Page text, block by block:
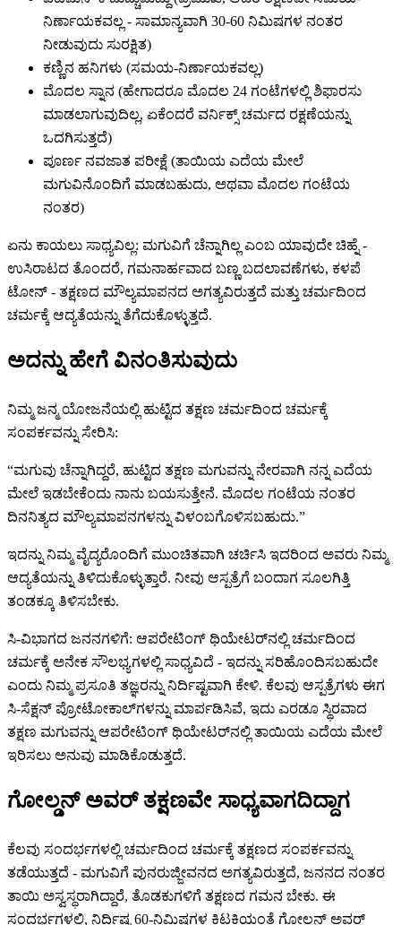
ನಿರ್ಣಾಯಕವಲ್ಲ - ಸಾಮಾನ್ಯವಾಗಿ 30-60 ನಿಮಿಷಗಳ ನಂತರ
ನೀಡುವುದು ಸುರಕ್ಷಿತ)
ಕಣ್ಣಿನ ಹನಿಗಳು (ಸಮಯ-ನಿರ್ಣಾಯಕವಲ್ಲ)
ಮೊದಲ ಸ್ನಾನ (ಹೇಗಾದರೂ ಮೊದಲ 24 ಗಂಟೆಗಳಲ್ಲಿ ಶಿಫಾರಸು
ಮಾಡಲಾಗುವುದಿಲ್ಲ, ಏಕೆಂದರೆ ವರ್ನಿಕ್ಸ್ ಚರ್ಮದ ರಕ್ಷಣೆಯನ್ನು
ಒದಗಿಸುತ್ತದೆ)
ಪೂರ್ಣ ನವಜಾತ ಪರೀಕ್ಷೆ (ತಾಯಿಯ ಎದೆಯ ಮೇಲೆ
ಮಗುವಿನೊಂದಿಗೆ ಮಾಡಬಹುದು, ಅಥವಾ ಮೊದಲ ಗಂಟೆಯ
ನಂತರ)
ಏನು ಕಾಯಲು ಸಾಧ್ಯವಿಲ್ಲ: ಮಗುವಿಗೆ ಚೆನ್ನಾಗಿಲ್ಲ ಎಂಬ ಯಾವುದೇ ಚಿಹ್ನೆ -
ಉಸಿರಾಟದ ತೊಂದರೆ, ಗಮನಾರ್ಹವಾದ ಬಣ್ಣ ಬದಲಾವಣೆಗಳು, ಕಳಪೆ
ಟೋನ್ - ತಕ್ಷಣದ ಮೌಲ್ಯಮಾಪನದ ಅಗತ್ಯವಿರುತ್ತದೆ ಮತ್ತು ಚರ್ಮದಿಂದ
ಚರ್ಮಕ್ಕೆ ಆದ್ಯತೆಯನ್ನು ತೆಗೆದುಕೊಳ್ಳುತ್ತದೆ.
ಅದನ್ನು ಹೇಗೆ ವಿನಂತಿಸುವುದು
ನಿಮ್ಮ ಜನ್ಮ ಯೋಜನೆಯಲ್ಲಿ ಹುಟ್ಟಿದ ತಕ್ಷಣ ಚರ್ಮದಿಂದ ಚರ್ಮಕ್ಕೆ
ಸಂಪರ್ಕವನ್ನು ಸೇರಿಸಿ:
“ಮಗುವು ಚೆನ್ನಾಗಿದ್ದರೆ, ಹುಟ್ಟಿದ ತಕ್ಷಣ ಮಗುವನ್ನು ನೇರವಾಗಿ ನನ್ನ ಎದೆಯ
ಮೇಲೆ ಇಡಬೇಕೆಂದು ನಾನು ಬಯಸುತ್ತೇನೆ. ಮೊದಲ ಗಂಟೆಯ ನಂತರ
ದಿನನಿತ್ಯದ ಮೌಲ್ಯಮಾಪನಗಳನ್ನು ವಿಳಂಬಗೊಳಿಸಬಹುದು.”
ಇದನ್ನು ನಿಮ್ಮ ವೈದ್ಯರೊಂದಿಗೆ ಮುಂಚಿತವಾಗಿ ಚರ್ಚಿಸಿ ಇದರಿಂದ ಅವರು ನಿಮ್ಮ
ಆದ್ಯತೆಯನ್ನು ತಿಳಿದುಕೊಳ್ಳುತ್ತಾರೆ. ನೀವು ಆಸ್ಪತ್ರೆಗೆ ಬಂದಾಗ ಸೂಲಗಿತ್ತಿ
ತಂಡಕ್ಕೂ ತಿಳಿಸಬೇಕು.
ಸಿ-ವಿಭಾಗದ ಜನನಗಳಿಗೆ: ಆಪರೇಟಿಂಗ್ ಥಿಯೇಟರ್‌ನಲ್ಲಿ ಚರ್ಮದಿಂದ
ಚರ್ಮಕ್ಕೆ ಅನೇಕ ಸೌಲಭ್ಯಗಳಲ್ಲಿ ಸಾಧ್ಯವಿದೆ - ಇದನ್ನು ಸರಿಹೊಂದಿಸಬಹುದೇ
ಎಂದು ನಿಮ್ಮ ಪ್ರಸೂತಿ ತಜ್ಞರನ್ನು ನಿರ್ದಿಷ್ಟವಾಗಿ ಕೇಳಿ. ಕೆಲವು ಆಸ್ಪತ್ರೆಗಳು ಈಗ
ಸಿ-ಸೆಕ್ಷನ್ ಪ್ರೋಟೋಕಾಲ್‌ಗಳನ್ನು ಮಾರ್ಪಡಿಸಿವೆ, ಇದು ಎರಡೂ ಸ್ಥಿರವಾದ
ತಕ್ಷಣ ಮಗುವನ್ನು ಆಪರೇಟಿಂಗ್ ಥಿಯೇಟರ್‌ನಲ್ಲಿ ತಾಯಿಯ ಎದೆಯ ಮೇಲೆ
ಇರಿಸಲು ಅನುವು ಮಾಡಿಕೊಡುತ್ತದೆ.
ಗೋಲ್ಡನ್ ಅವರ್ ತಕ್ಷಣವೇ ಸಾಧ್ಯವಾಗದಿದ್ದಾಗ
ಕೆಲವು ಸಂದರ್ಭಗಳಲ್ಲಿ ಚರ್ಮದಿಂದ ಚರ್ಮಕ್ಕೆ ತಕ್ಷಣದ ಸಂಪರ್ಕವನ್ನು
ತಡೆಯುತ್ತದೆ - ಮಗುವಿಗೆ ಪುನರುಜ್ಜೀವನದ ಅಗತ್ಯವಿರುತ್ತದೆ, ಜನನದ ನಂತರ
ತಾಯಿ ಅಸ್ವಸ್ಥರಾಗಿದ್ದಾರೆ, ತೊಡಕುಗಳಿಗೆ ತಕ್ಷಣದ ಗಮನ ಬೇಕು. ಈ
ಸಂದರ್ಭಗಳಲ್ಲಿ, ನಿರ್ದಿಷ್ಟ 60-ನಿಮಿಷಗಳ ಕಿಟಕಿಯಂತೆ ಗೋಲ್ಡನ್ ಅವರ್